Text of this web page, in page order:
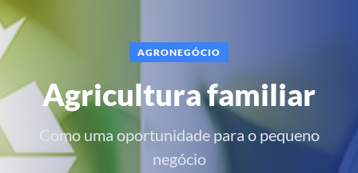
AGRONEGÓCIO
Agricultura familiar
Como uma oportunidade para o pequeno
negócio